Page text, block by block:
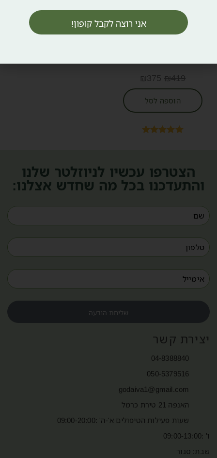
₪419
₪375
הוספה לסל
הצטרפו עכשיו לניוזלטר שלנו
והתעדכנו בכל מה שחדש אצלנו:
שליחת הודעה
יצירת קשר
04-8388840
050-5379516
godaiva1@gmail.com
האנפה 21 טירת כרמל
שעות פעילות הטיפולים א'-ה' :09:00-20:00
ו' :09:00-13:00
שבת: סגור
אני רוצה לקבל קופון!